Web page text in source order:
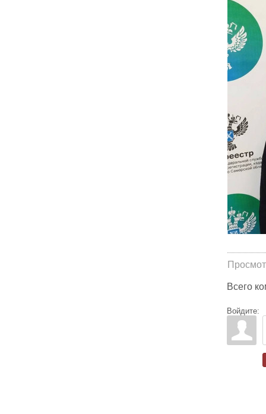
Всего
Войдите: